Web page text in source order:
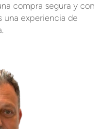
compra segura y con
una experiencia de